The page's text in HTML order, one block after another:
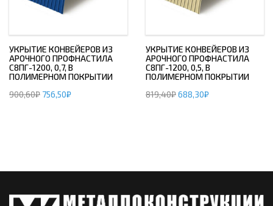
УКРЫТИЕ КОНВЕЙЕРОВ ИЗ
АРОЧНОГО ПРОФНАСТИЛА
С8ПГ-1200, 0,7, В
ПОЛИМЕРНОМ ПОКРЫТИИ
900,60₽ 756,50₽
УКРЫТИЕ КОНВЕЙЕРОВ ИЗ
АРОЧНОГО ПРОФНАСТИЛА
С8ПГ-1200, 0,5, В
ПОЛИМЕРНОМ ПОКРЫТИИ
819,40₽688,30₽